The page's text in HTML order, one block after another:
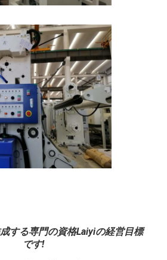
なる機械
ネーション機械
ネーション機械
マシン
る生地機械
する専門の資格Laiyiの経営目標
です!